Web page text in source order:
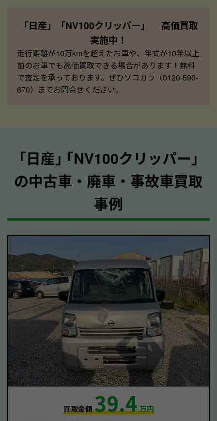
「日産」「NV100クリッパー」 高価買取
実施中！
走行距離が10万kmを超えたお車や、年式が10年以上
前のお車でも高価買取できる場合があります！無料
で査定を承っております。ぜひソコカラ（0120-590-
870）までお問合せください。
｢日産｣ ｢NV100クリッパー｣
の中古車・廃車・事故車買取
事例
買取金額39.4万円